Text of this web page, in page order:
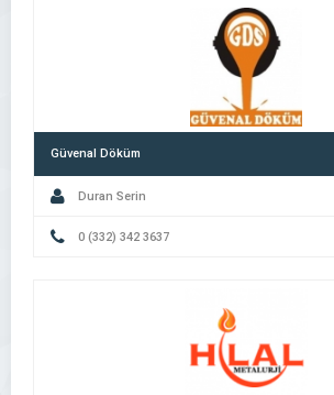
Güvenal Döküm
Duran Serin
0 (332) 342 3637